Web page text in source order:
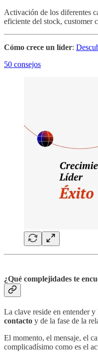
Activación de los diferentes
eficiente del stock, customer
Cómo crece un líder:
50 consejos
¿Qué complejidades te
La clave reside en entender y
contacto y de la fase de la
El momento, el mensaje, el
complicadísimo como es el